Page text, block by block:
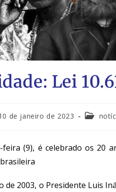
Lei
de janeiro de 2023
feira (9), é celebrado os
de 2003, o Presidente Luis